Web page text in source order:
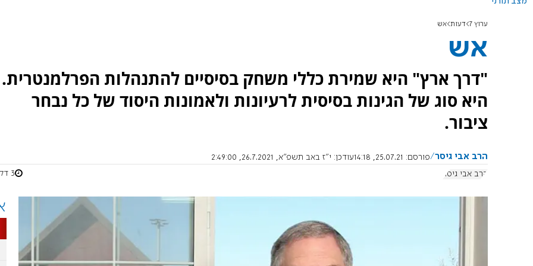
ערוץ 7 דעות אש
אש
"דרך ארץ" היא שמירת כללי משחק בסיסיים להתנהלות הפרלמנטרית.
היא סוג של הגינות בסיסית לרעיונות ולאמונות היסוד של כל נבחר
ציבור.
הרב אבי גיסר פורסם: 25.07.21, 14:18 עודכן: י"ז באב תשפ"א, 26.7.2021, 2:49:00
הרב אבי גיסר
3 דקות